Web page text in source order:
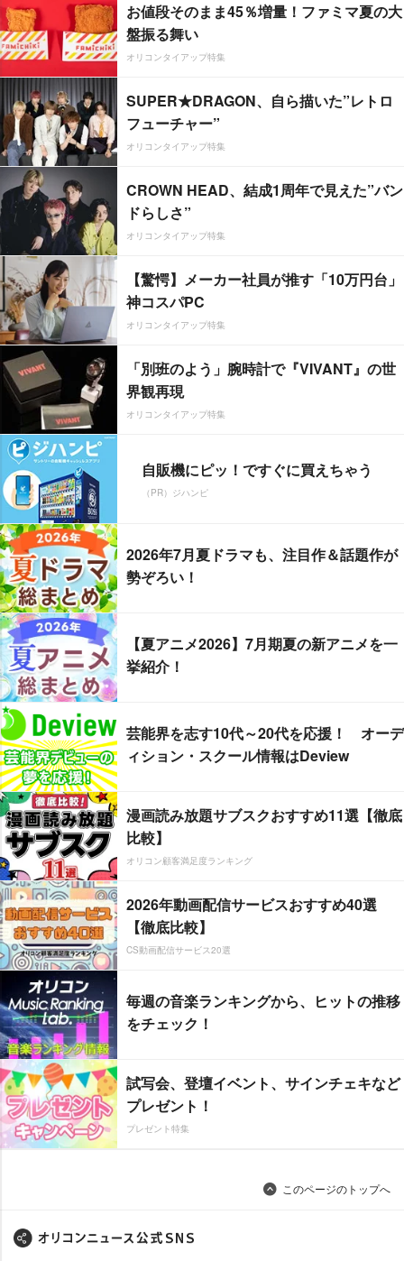
お値段そのまま45％増量！ファミマ夏の大
盤振る舞い
オリコンタイアップ特集
SUPER★DRAGON、自ら描いた”レトロ
フューチャー”
オリコンタイアップ特集
CROWN HEAD、結成1周年で見えた”バン
ドらしさ”
オリコンタイアップ特集
【驚愕】メーカー社員が推す「10万円台」
神コスパPC
オリコンタイアップ特集
「別班のよう」腕時計で『VIVANT』の世
界観再現
オリコンタイアップ特集
自販機にピッ！ですぐに買えちゃう
（PR）ジハンピ
2026年7月夏ドラマも、注目作＆話題作が
勢ぞろい！
【夏アニメ2026】7月期夏の新アニメを一
挙紹介！
芸能界を志す10代～20代を応援！ オーデ
ィション・スクール情報はDeview
漫画読み放題サブスクおすすめ11選【徹底
比較】
オリコン顧客満足度ランキング
2026年動画配信サービスおすすめ40選
【徹底比較】
CS動画配信サービス20選
毎週の音楽ランキングから、ヒットの推移
をチェック！
試写会、登壇イベント、サインチェキなど
プレゼント！
プレゼント特集
このページのトップへ